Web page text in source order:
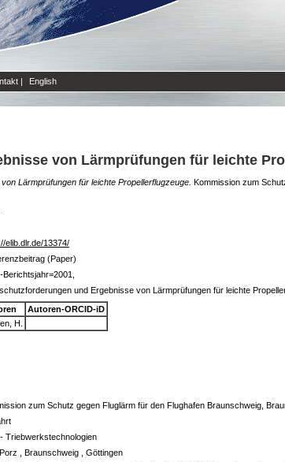
| English
von Lärmprüfungen für leichte
Lärmprüfungen für leichte Propellerflugzeuge. Kommission zum
elib.dlr.de/13374/
(Paper)
Berichtsjahr=2001,
und Ergebnisse von Lärmprüfungen für leichte
Autoren-ORCID-iD
H.
zum Schutz gegen Fluglärm für den Flughafen Braunschweig,
Triebwerkstechnologien
, Braunschweig , Göttingen